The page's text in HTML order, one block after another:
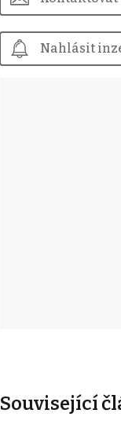
Nahlásit
Související